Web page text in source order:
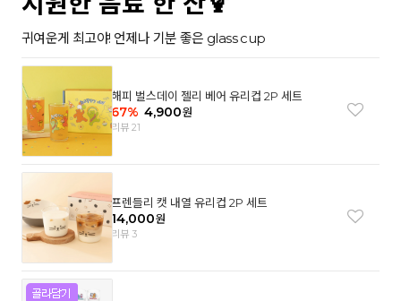
귀여운게 최고야! 언제나 기분 좋은 glass cup
해피 벌스데이 젤리 베어 유리컵 2P 세트
67% 4,900원
리뷰 21
프렌들리 캣 내열 유리컵 2P 세트
14,000원
리뷰 3